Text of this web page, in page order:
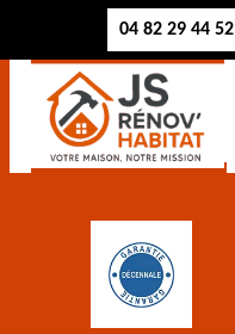
04 82 29 44 52